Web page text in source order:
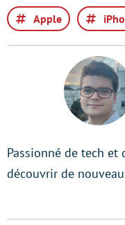
Apple
Passionné de tech et
découvrir de